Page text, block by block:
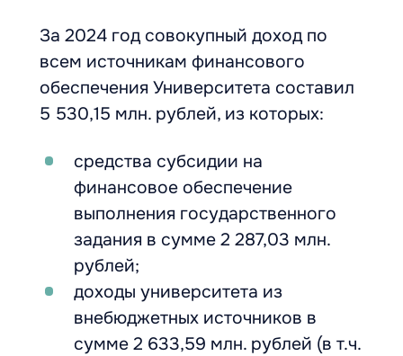
За 2024 год совокупный доход по
всем источникам финансового
обеспечения Университета составил
5 530,15 млн. рублей, из которых:
средства субсидии на
финансовое обеспечение
выполнения государственного
задания в сумме 2 287,03 млн.
рублей;
доходы университета из
внебюджетных источников в
сумме 2 633,59 млн. рублей (в т.ч.